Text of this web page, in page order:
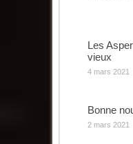
Les
vieux
4 mars 2021
Bonne
2 mars 2021